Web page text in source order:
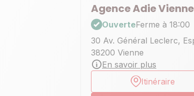
Agence Adie Vienne
OuverteFerme à 18:00
30 Av. Général Leclerc,
38200 Vienne
En savoir plus
Itinéraire